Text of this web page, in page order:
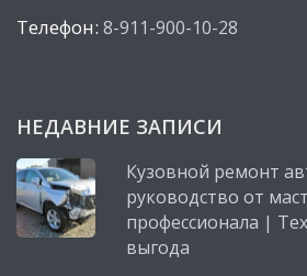
Телефон: 8-911-900-10-28
НЕДАВНИЕ ЗАПИСИ
Кузовной ремонт
руководство от
профессионала |
выгода